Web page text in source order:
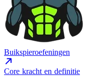
Buikspieroefeningen
Core kracht en definitie